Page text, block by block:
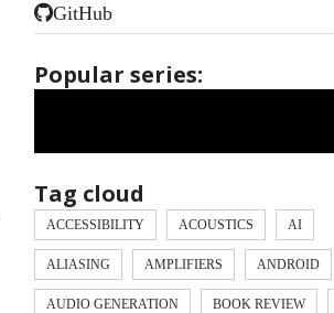
GitHub
Popular series:
Tag cloud
ACCESSIBILITY ACOUSTICS AI
ALIASING AMPLIFIERS ANDROID
AUDIO GENERATION BOOK REVIEW